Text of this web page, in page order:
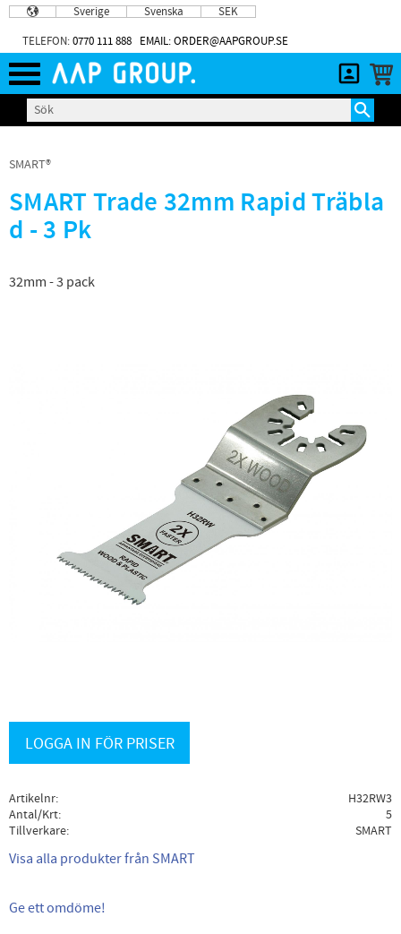
Meny
Sverige Svenska SEK
TELEFON:0770 111 888 EMAIL: ORDER@AAPGROUP.SE
SMART®
SMART Trade 32mm Rapid Träbla
d - 3 Pk
32mm - 3 pack
LOGGA IN FÖR PRISER
Artikelnr
H32RW3
Antal/Krt
5
Tillverkare
SMART
Visa alla produkter från SMART
Ge ett omdöme!